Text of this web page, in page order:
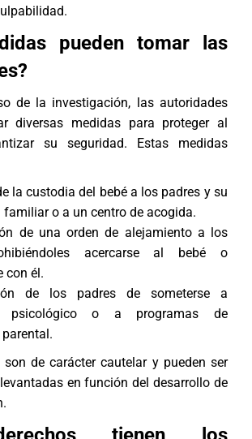
pueden tomar las
de la investigación, las autoridades
diversas medidas para proteger al
su seguridad. Estas medidas
la custodia del bebé a los padres y su
familiar o a un centro de acogida.
de una orden de alejamiento a los
acercarse al bebé o
con él.
de los padres de someterse a
psicológico o a programas de
son de carácter cautelar y pueden ser
en función del desarrollo de